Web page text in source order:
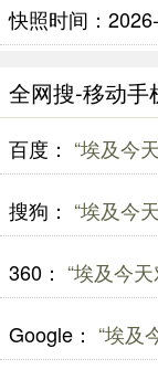
快照时间：
全网搜-移动手
百度： “埃及今
搜狗： “埃及今
360： “埃及今
Google： “埃及